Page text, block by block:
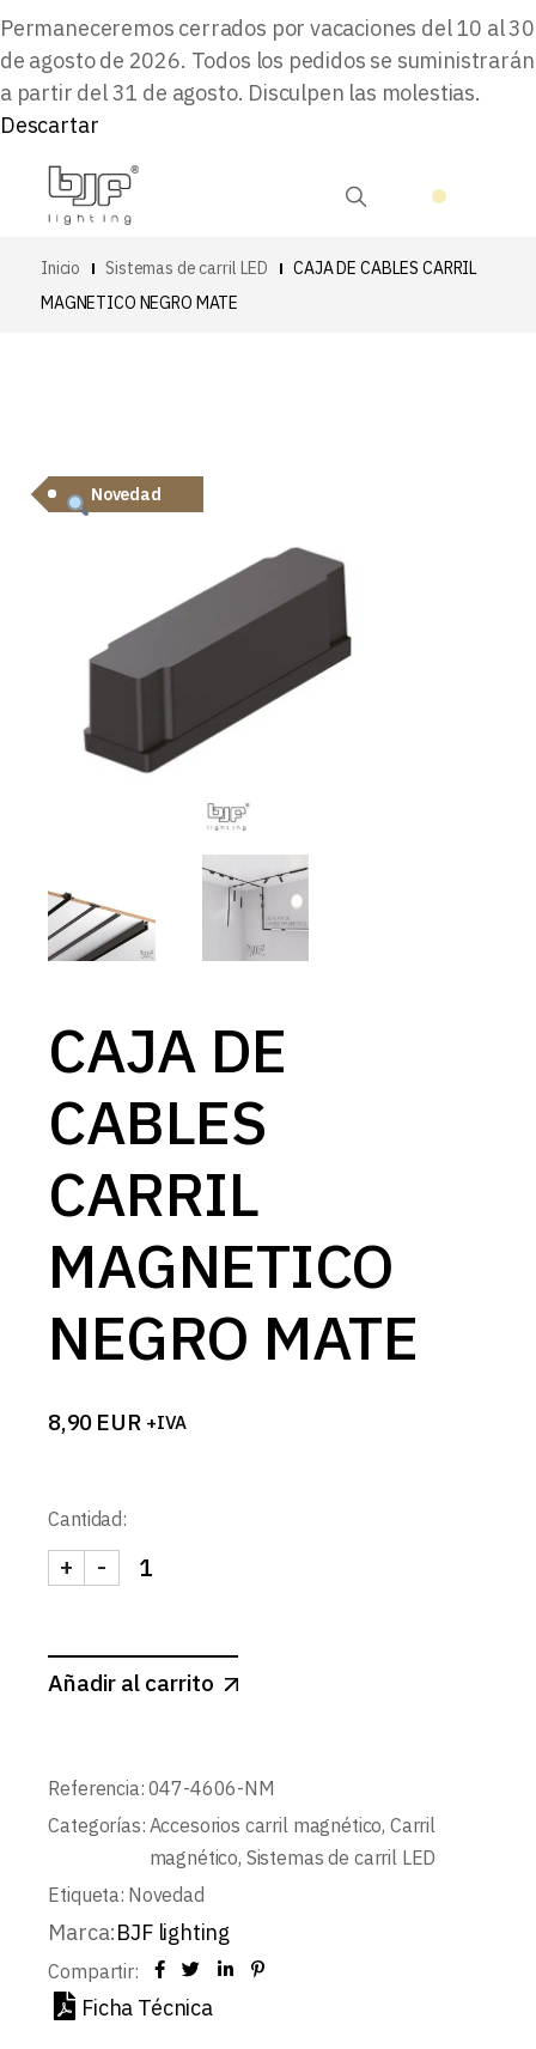
Permaneceremos cerrados por vacaciones del 10 al 30
de agosto de 2026. Todos los pedidos se suministrarán
a partir del 31 de agosto. Disculpen las molestias.
Descartar
Inicio Sistemas de carril LED
CAJA DE CABLES CARRIL
MAGNETICO NEGRO MATE
Novedad
CAJA DE
CABLES
CARRIL
MAGNETICO
NEGRO MATE
8,90 EUR +IVA
Cantidad:
CAJA DE CABLES CARRIL MAGNETICO NEGRO
-
+
Añadir al carrito
Referencia: 047-4606-NM
Categorías: Accesorios carril magnético, Carril
magnético, Sistemas de carril LED
Etiqueta: Novedad
Marca:BJF lighting
Compartir:
Ficha Técnica